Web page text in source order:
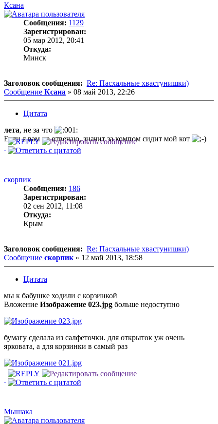
Ксана
Сообщения: 1129
Зарегистрирован:
05 мар 2012, 20:41
Откуда:
Минск
Заголовок сообщения: Re: Пасхальные хвастунишки)
Сообщение Ксана » 08 май 2013, 22:26
Цитата
лета, не за что
Если я вам не отвечаю, значит за компом сидит мой кот
скорпик
Сообщения: 186
Зарегистрирован:
02 сен 2012, 11:08
Откуда:
Крым
Заголовок сообщения: Re: Пасхальные хвастунишки)
Сообщение скорпик » 12 май 2013, 18:58
Цитата
мы к бабушке ходили с корзинкой
Вложение Изображение 023.jpg больше недоступно
бумагу сделала из салфеточки. для открыток уж очень
ярковата, а для корзинки в самый раз
Мышака